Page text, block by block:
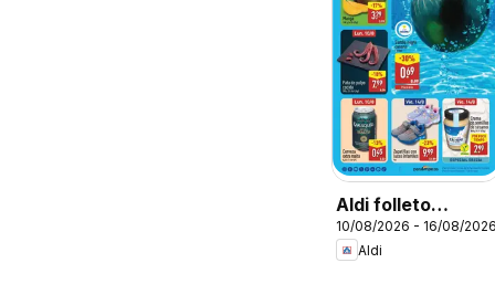
Aldi folleto
Canarias
10/08/2026 - 16/08/2026
Aldi